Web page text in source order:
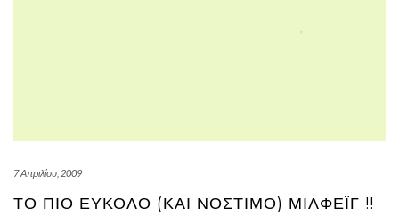
7 Απριλίου, 2009
ΤΟ ΠΙΟ ΕΎΚΟΛΟ (ΚΑΙ ΝΌΣΤΙΜΟ) ΜΙΛΦΈΙΓ !!